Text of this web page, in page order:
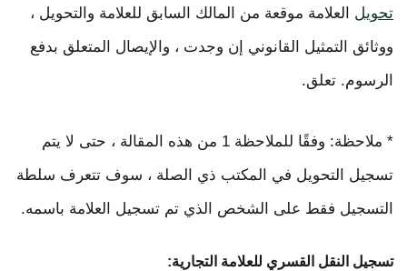
تحويل العلامة موقعة من المالك السابق للعلامة والتحويل ،
ووثائق التمثيل القانوني إن وجدت ، والإيصال المتعلق بدفع
الرسوم. تعلق.
* ملاحظة: وفقًا للملاحظة 1 من هذه المقالة ، حتى لا يتم
تسجيل التحويل في المكتب ذي الصلة ، سوف تتعرف سلطة
التسجيل فقط على الشخص الذي تم تسجيل العلامة باسمه.
تسجيل النقل القسري للعلامة التجارية: